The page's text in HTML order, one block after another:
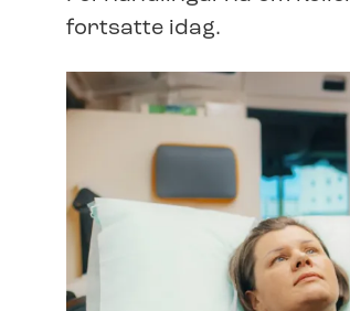
fortsatte idag.